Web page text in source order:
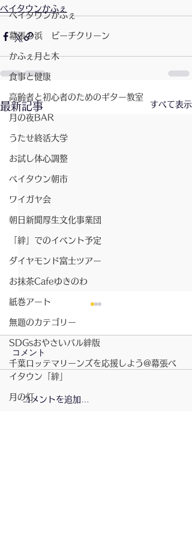
ベイタウンかふぇ
幕張の浜 ビーチクリーン
かふぇ月と木
食事と健康
高齢者と初心者のためのギター教室
月の夜BAR
うたせ終活大学
お試し体心調整
ベイタウン朝市
ワイガヤ会
朝日新聞厚生文化事業団
「絆」でのイベント予定
ダイヤモンド富士ツアー
お抹茶Cafeゆきのわ
紙巻アート
無題のカテゴリー
SDGsおやさいバル絆版
千葉ロッテマリーンズを応援しよう@幕張ベ
イタウン「絆」
月の灯
ベイタウンかふぇ
最新記事 すべて表示
2026/07/23〜月の灯
コメント
コメントを追加…